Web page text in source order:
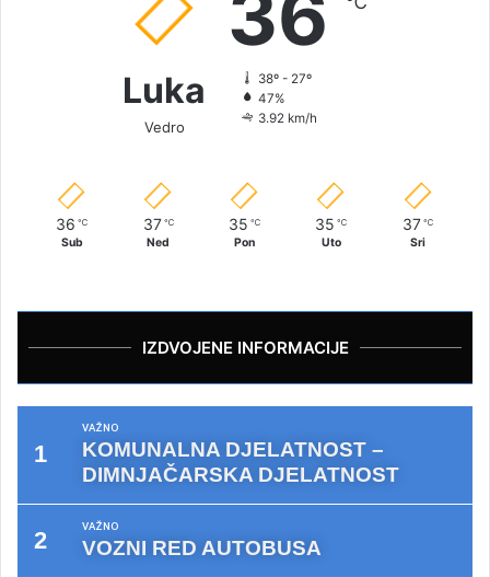
Luka
Vedro
38º - 27º
47%
3.92 km/h
36 ℃
Sub
37 ℃
Ned
35 ℃
Pon
35 ℃
Uto
37 ℃
Sri
IZDVOJENE INFORMACIJE
VAŽNO
KOMUNALNA DJELATNOST –
DIMNJAČARSKA DJELATNOST
VAŽNO
VOZNI RED AUTOBUSA